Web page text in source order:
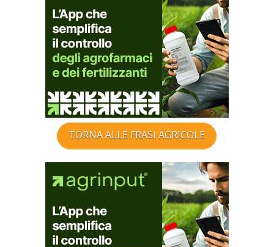
TORNA ALLE FRASI AGRICOLE